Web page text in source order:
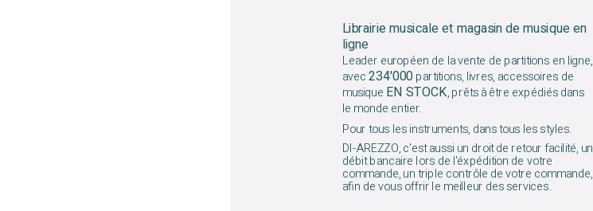
Librairie musicale et magasin de musique en
ligne
Leader européen de la vente de partitions en ligne,
avec234'000partitions, livres, accessoires de
musique EN STOCK, prêts à être expédiés dans
le monde entier.
Pour tous les instruments, dans tous les styles.
DI-AREZZO, c'est aussi un droit de retour facilité, un
débit bancaire lors de l'éxpédition de votre
commande, un triple contrôle de votre commande,
afin de vous offrir le meilleur des services.